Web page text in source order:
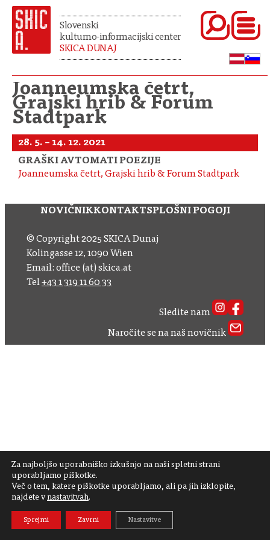
Slovenski
kulturno-informacijski center
SKICA DUNAJ
Joanneumska četrt,
Grajski hrib & Forum
Stadtpark
28. 5. – 14. 12. 2021
GRAŠKI AVTOMATI POEZIJE
Joanneumska četrt, Grajski hrib & Forum Stadtpark
Za najboljšo uporabniško izkušnjo na naši spletni strani
uporabljamo piškotke.
Več o tem, katere piškotke uporabljamo, ali pa jih izklopite,
najdete v nastavitvah.
Sprejmi Zavrni Nastavitve
NOVIČNIKKONTAKTSPLOŠNI POGOJI
© Copyright 2025 SKICA Dunaj
Kolingasse 12, 1090 Wien
Email: office (at) skica.at
Tel+43 1 319 11 60 33
Sledite nam
Naročite se na naš novičnik